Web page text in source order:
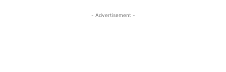
- Advertisement -